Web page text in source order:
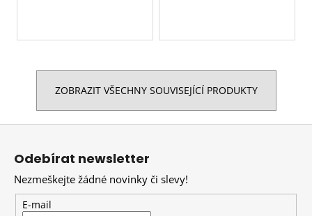
ZOBRAZIT VŠECHNY SOUVISEJÍCÍ PRODUKTY
Z
Odebírat newsletter
Nezmeškejte žádné novinky či slevy!
E-mail